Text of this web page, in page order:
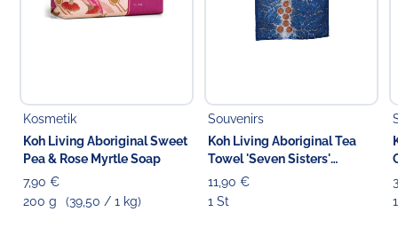
Kosmetik
Koh Living Aboriginal Sweet
Pea & Rose Myrtle Soap
7,90 €
200 g
(39,50 / 1 kg)
Souvenirs
Koh Living Aboriginal Tea
Towel 'Seven Sisters'
Geschirrtuch
11,90 €
1 St